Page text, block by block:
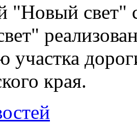
"Новый свет"
участка
края.